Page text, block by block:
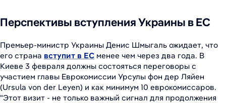
Перспективы вступления Украины в ЕС
Премьер-министр Украины Денис Шмыгаль ожидает, что
его страна вступит в ЕС менее чем через два года. В
Киеве 3 февраля должны состояться переговоры с
участием главы Еврокомиссии Урсулы фон дер Ляйен
(Ursula von der Leyen) и как минимум 10 еврокомиссаров.
"Этот визит - не только важный сигнал для продолжения